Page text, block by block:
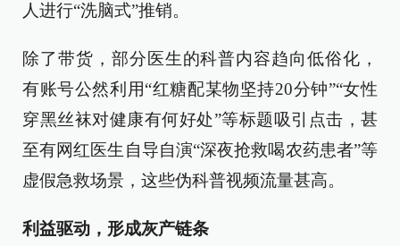
人进行“洗脑式”推销。
除了带货，部分医生的科普内容趋向低俗化，
有账号公然利用“红糖配某物坚持20分钟”“女性
穿黑丝袜对健康有何好处”等标题吸引点击，甚
至有网红医生自导自演“深夜抢救喝农药患者”等
虚假急救场景，这些伪科普视频流量甚高。
利益驱动，形成灰产链条